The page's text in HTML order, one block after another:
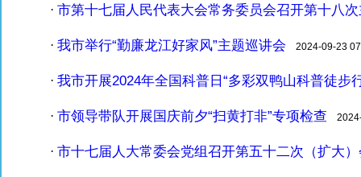
· 市第十七届人民代表大会常务委员会召开第十八
· 我市举行“勤廉龙江好家风”主题巡讲会 2024-09-23
· 我市开展2024年全国科普日“多彩双鸭山科普徒步
· 市领导带队开展国庆前夕“扫黄打非”专项检查
· 市十七届人大常委会党组召开第五十二次（扩大